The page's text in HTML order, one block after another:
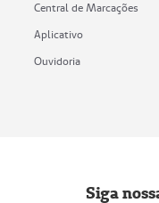
Central de Marcações
Aplicativo
Ouvidoria
Siga